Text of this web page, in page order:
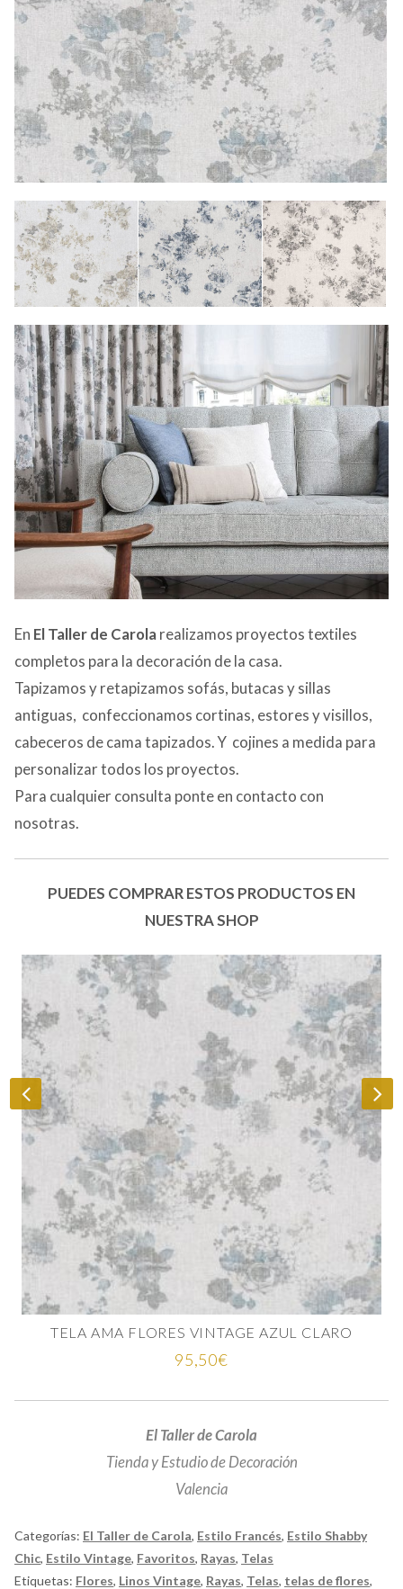
En El Taller de Carolarealizamos proyectos textiles
completos para la decoración de la casa.
Tapizamos y retapizamos sofás, butacas y sillas
antiguas, confeccionamos cortinas, estores y visillos,
cabeceros de cama tapizados. Y cojines a medida para
personalizar todos los proyectos.
Para cualquier consulta ponte en contacto con
nosotras.
PUEDES COMPRAR ESTOS PRODUCTOS EN
NUESTRA SHOP
TELA AMA FLORES VINTAGE AZUL CLARO
95,50€
El Taller de Carola
Tienda y Estudio de Decoración
Valencia
Categorías: El Taller de Carola, Estilo Francés, Estilo Shabby
Chic, Estilo Vintage, Favoritos, Rayas, Telas
Etiquetas: Flores, Linos Vintage, Rayas, Telas, telas de flores,